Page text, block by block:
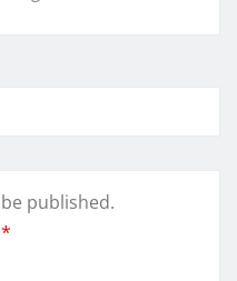
published.
*